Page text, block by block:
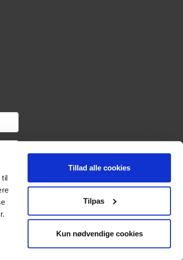
til
Tillad alle cookies
Tilpas
Kun nødvendige cookies
via